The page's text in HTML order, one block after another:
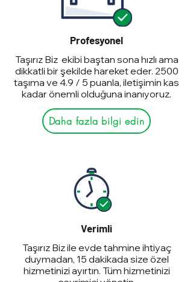
Profesyonel
Taşırız Biz ekibi baştan sona hızlı ama
dikkatli bir şekilde hareket eder. 2500
taşıma ve 4.9 / 5 puanla, iletişimin kas
kadar önemli olduğuna inanıyoruz.
Daha fazla bilgi edin
Verimli
Taşırız Biz ile evde tahmine ihtiyaç
duymadan, 15 dakikada size özel
hizmetinizi ayırtın. Tüm hizmetinizi